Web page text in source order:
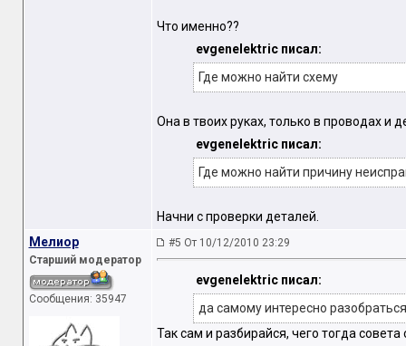
Что именно??
evgenelektric писал:
Где можно найти схему
Она в твоих руках, только в проводах и
evgenelektric писал:
Где можно найти причину
Начни с проверки деталей.
Мелиор
Старший модератор
Сообщения: 35947
#5 От 10/12/2010 23:29
evgenelektric писал:
да самому интересно
Так сам и разбирайся, чего тогда